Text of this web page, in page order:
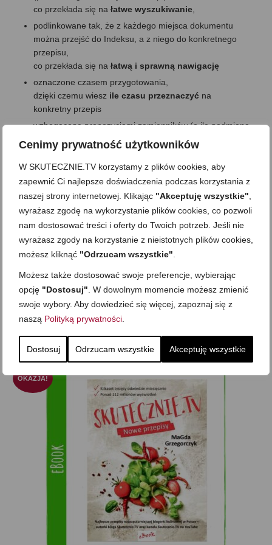
Cenimy prywatność użytkowników
W SKUTECZNIE.TV korzystamy z plików cookies, aby
zapewnić Ci najlepsze doświadczenia podczas korzystania z
naszej strony internetowej. Klikając "Akceptuję wszystkie"
wyrażasz zgodę na wykorzystanie plików cookies, co pozwoli
nam dostosować treści i oferty do Twoich potrzeb. Jeśli nie
wyrażasz zgody na korzystanie z nieistotnych plików cookies,
możesz kliknąć "Odrzucam wszystkie"
Możesz także dostosować swoje preferencje, wybierając
opcję "Dostosuj" . W dowolnym momencie możesz zmienić
swoje wybory. Aby dowiedzieć się więcej, zapoznaj się z
naszą Polityką prywatności
Dostosuj Odrzucam wszystkie Akceptuję wszystkie
co przekłada się na łatwe wyszukiwanie
podlinkowane tak, że z każdego miejsca dokumentu
można przejść do Indeksu, a z niego do konkretnego
przepisu,
co przekłada się na łatwą i sprawną nawigację
oznaczone czasem przygotowania,
dzięki czemu wiesz ile czasu przeznaczyć na
konkretny przepis
wzbogacone propozycjami zamienników (o ile podmiana
została sprawdzona i przetestowana),
co oznacza większą
elastyczność w realizacji
przepisów!
plus info z praktyki -po pobraniu na Twoje urządzenie
możesz z nich korzystać:
– offline (bez dostępu do internetu),
– w wersji elektronicznej, patrząc na ekran Twojego
urządzenia (laptop, tablet, a nawet smartfon),
pojedynczy przepis (lub całość),
co oznacza większywybóri większąwygodę.
To co? Fantastycznego używania i… smacznego;)
Podobne produkty
OKAZJA!